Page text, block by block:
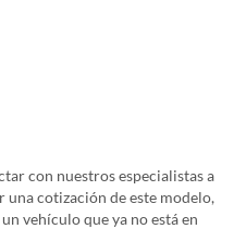
con nuestros especialistas a
cotización de este modelo,
vehículo que ya no está en